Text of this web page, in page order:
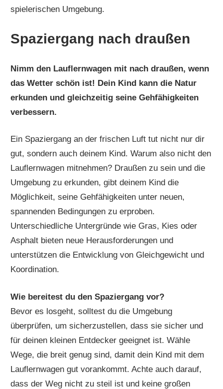
spielerischen Umgebung.
Spaziergang nach draußen
Nimm den Lauflernwagen mit nach draußen, wenn
das Wetter schön ist! Dein Kind kann die Natur
erkunden und gleichzeitig seine Gehfähigkeiten
verbessern.
Ein Spaziergang an der frischen Luft tut nicht nur dir
gut, sondern auch deinem Kind. Warum also nicht den
Lauflernwagen mitnehmen? Draußen zu sein und die
Umgebung zu erkunden, gibt deinem Kind die
Möglichkeit, seine Gehfähigkeiten unter neuen,
spannenden Bedingungen zu erproben.
Unterschiedliche Untergründe wie Gras, Kies oder
Asphalt bieten neue Herausforderungen und
unterstützen die Entwicklung von Gleichgewicht und
Koordination.
Wie bereitest du den Spaziergang vor?
Bevor es losgeht, solltest du die Umgebung
überprüfen, um sicherzustellen, dass sie sicher und
für deinen kleinen Entdecker geeignet ist. Wähle
Wege, die breit genug sind, damit dein Kind mit dem
Lauflernwagen gut vorankommt. Achte auch darauf,
dass der Weg nicht zu steil ist und keine großen